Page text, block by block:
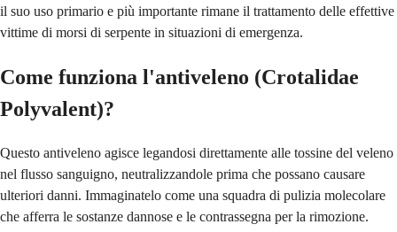
il suo uso primario e più importante rimane il trattamento delle effettive
vittime di morsi di serpente in situazioni di emergenza.
Come funziona l'antiveleno (Crotalidae
Polyvalent)?
Questo antiveleno agisce legandosi direttamente alle tossine del veleno
nel flusso sanguigno, neutralizzandole prima che possano causare
ulteriori danni. Immaginatelo come una squadra di pulizia molecolare
che afferra le sostanze dannose e le contrassegna per la rimozione.